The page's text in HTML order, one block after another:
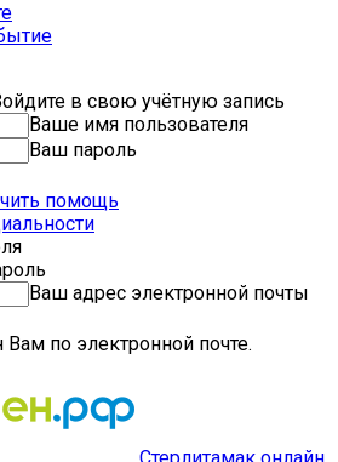
в свою учётную запись
Ваше имя пользователя
Ваш пароль
помощь
Ваш адрес электронной почты
по электронной почте.